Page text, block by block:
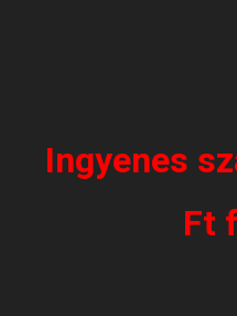
Ingyenes
Ft